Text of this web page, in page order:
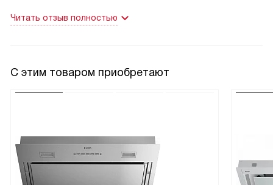
компанд предшествует
Читать отзыв полностью
С этим товаром приобретают